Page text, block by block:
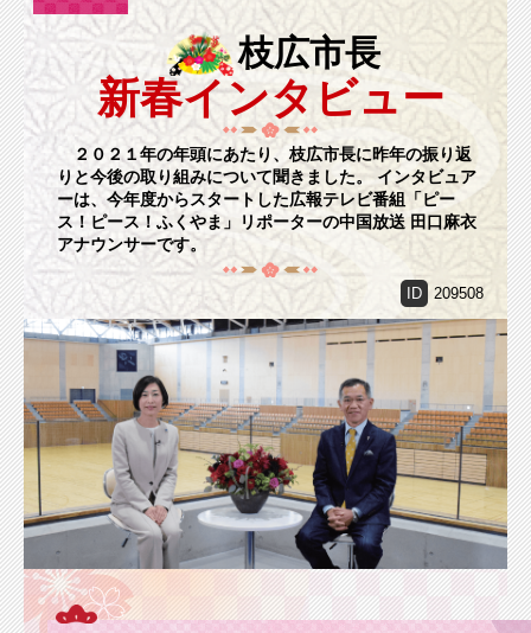
枝広市長
新春インタビュー
２０２１年の年頭にあたり、枝広市長に昨年の振り返
りと今後の取り組みについて聞きました。 インタビュア
ーは、今年度からスタートした広報テレビ番組「ピー
ス！ピース！ふくやま」リポーターの中国放送 田口麻衣
アナウンサーです。
ID 209508